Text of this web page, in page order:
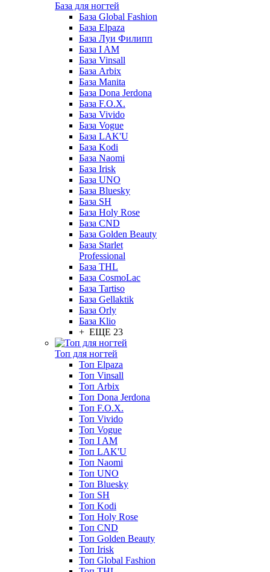
База для ногтей
База Global Fashion
База Elpaza
База Луи Филипп
База I AM
База Vinsall
База Arbix
База Manita
База Dona Jerdona
База F.O.X.
База Vivido
База Vogue
База LAK'U
База Kodi
База Naomi
База Irisk
База UNO
База Bluesky
База SH
База Holy Rose
База CND
База Golden Beauty
База Starlet
Professional
База THL
База CosmoLac
База Tartiso
База Gellaktik
База Orly
База Klio
+ ЕЩЕ 23
Топ для ногтей
Топ Elpaza
Топ Vinsall
Топ Arbix
Топ Dona Jerdona
Топ F.O.X.
Топ Vivido
Топ Vogue
Топ I AM
Топ LAK'U
Топ Naomi
Топ UNO
Топ Bluesky
Топ SH
Топ Kodi
Топ Holy Rose
Топ CND
Топ Golden Beauty
Топ Irisk
Топ Global Fashion